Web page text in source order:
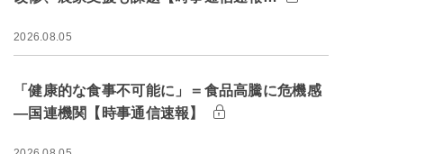
2026.08.05
「健康的な食事不可能に」＝食品高騰に危機感
―国連機関【時事通信速報】